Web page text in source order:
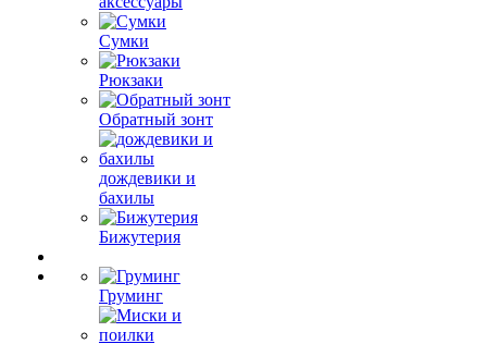
Сумки
Рюкзаки
Обратный зонт
дождевики и
бахилы
Бижутерия
Груминг